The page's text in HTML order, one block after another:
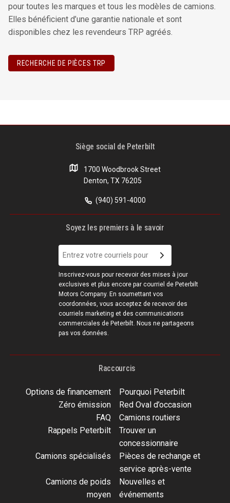
pour toutes les marques et tous les modèles de camions.
Elles bénéficient d’une garantie nationale et sont
disponibles chez les revendeurs TRP agréés.
RECHERCHE DE PIÈCES TRP
Siège social de Peterbilt
1700 Woodbrook Street
Denton, TX 76205
(940) 591-4000
Soyez les premiers à le savoir
Inscrivez-vous pour recevoir des mises à jour
exclusives et plus encore par courriel de Peterbilt
Motors Company. En soumettant vos
coordonnées, vous acceptez de recevoir des
courriels marketing et des communications
commerciales de Peterbilt. Nous ne partageons
pas vos données.
Raccourcis
Options de financement
Pourquoi Peterbilt
Zéro émission
Red Oval d’occasion
FAQ
Camions routiers
Rappels Peterbilt
Trouver un
concessionnaire
Camions spécialisés
Pièces de rechange et
service après-vente
Camions de poids
moyen
Nouvelles et
événements